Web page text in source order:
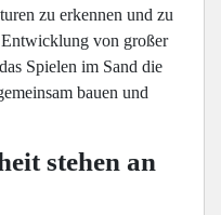
zu erkennen und zu
von großer
Spielen im Sand die
bauen und
stehen an